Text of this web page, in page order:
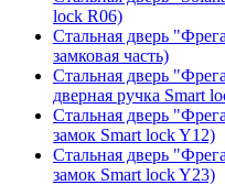
lock R06)
Стальная дверь
замковая часть)
Стальная дверь
дверная ручка Smart
Стальная дверь
замок Smart lock Y12)
Стальная дверь
замок Smart lock Y23)